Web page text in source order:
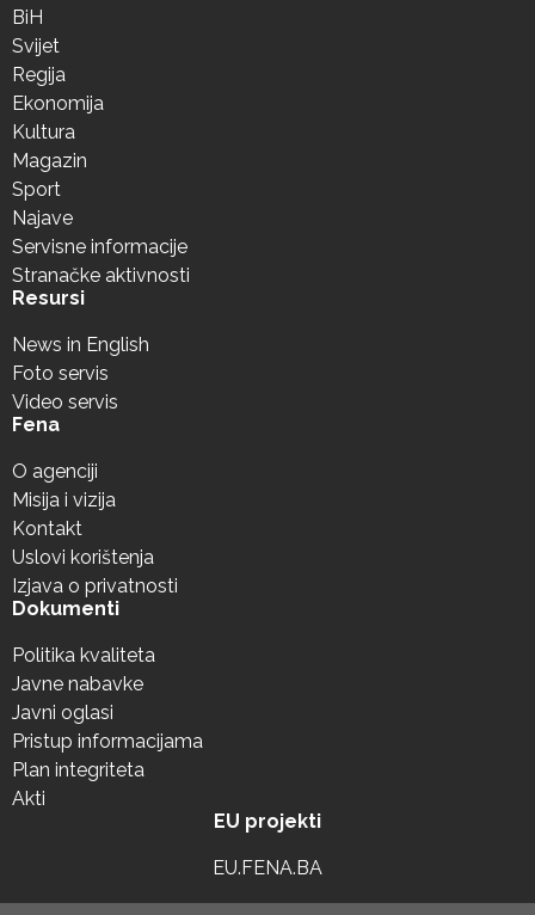
BiH
Svijet
Regija
Ekonomija
Kultura
Magazin
Sport
Najave
Servisne informacije
Stranačke aktivnosti
Resursi
News in English
Foto servis
Video servis
Fena
O agenciji
Misija i vizija
Kontakt
Uslovi korištenja
Izjava o privatnosti
Dokumenti
Politika kvaliteta
Javne nabavke
Javni oglasi
Pristup informacijama
Plan integriteta
Akti
EU projekti
EU.FENA.BA